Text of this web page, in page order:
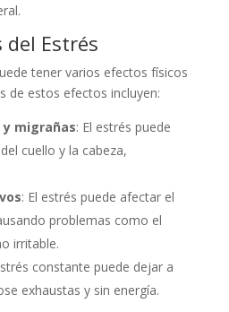
del Estrés
tener varios efectos físicos
de estos efectos incluyen:
y migrañas: El estrés puede
cuello y la cabeza,
: El estrés puede afectar el
problemas como el
irritable.
constante puede dejar a
exhaustas y sin energía.